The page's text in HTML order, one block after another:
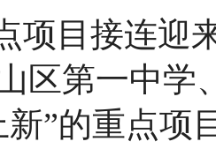
项目接连迎
区第一中学
新”的重点项